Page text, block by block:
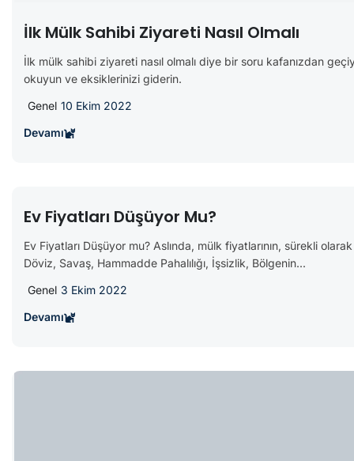
İlk Mülk Sahibi Ziyareti Nasıl Olmalı
İlk mülk sahibi ziyareti nasıl olmalı diye bir soru kafanızdan
okuyun ve eksiklerinizi giderin.
Genel 10 Ekim 2022
Devamı
Ev Fiyatları Düşüyor Mu?
Ev Fiyatları Düşüyor mu? Aslında, mülk fiyatlarının, sürekli
Döviz, Savaş, Hammadde Pahalılığı, İşsizlik, Bölgenin...
Genel 3 Ekim 2022
Devamı